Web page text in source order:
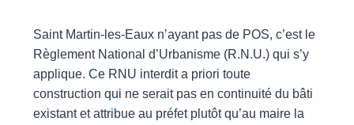
Saint Martin-les-Eaux n’ayant pas de POS, c’est le
Règlement National d’Urbanisme (R.N.U.) qui s’y
applique. Ce RNU interdit a priori toute
construction qui ne serait pas en continuité du bâti
existant et attribue au préfet plutôt qu’au maire la